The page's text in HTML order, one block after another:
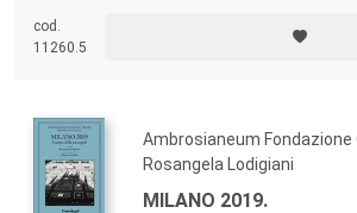
del Consiglio direttivo e del Comitato sostenitori
in una narrazione che fluisce tra passato,
cod.
11260.5
Ambrosianeum Fondazione
Rosangela Lodigiani
MILANO 2019.